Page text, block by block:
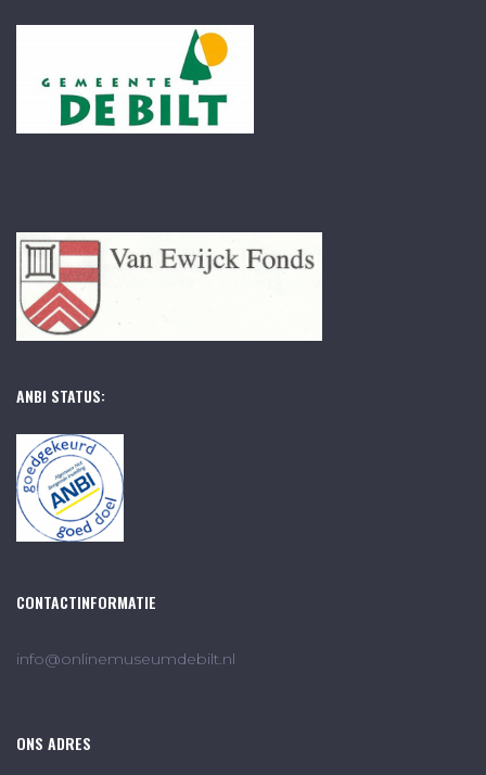
ANBI STATUS:
CONTACTINFORMATIE
info@onlinemuseumdebilt.nl
ONS ADRES